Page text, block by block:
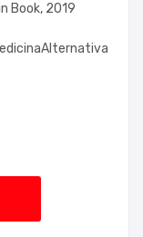
Book, 2019